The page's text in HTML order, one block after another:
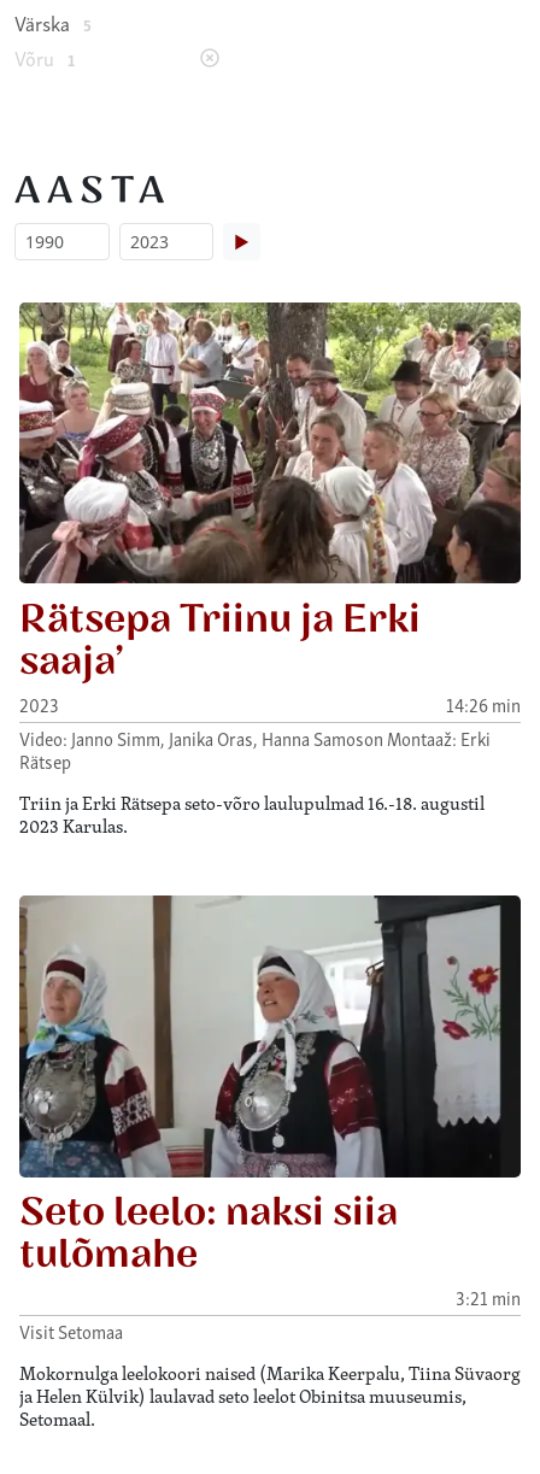
Värska 5
Võru 1
AASTA
▶
Rätsepa Triinu ja Erki
saaja’
2023
14:26 min
Video: Janno Simm, Janika Oras, Hanna Samoson Montaaž: Erki
Rätsep
Triin ja Erki Rätsepa seto-võro laulupulmad 16.-18. augustil
2023 Karulas.
Seto leelo: naksi siia
tulõmahe
3:21 min
Visit Setomaa
Mokornulga leelokoori naised (Marika Keerpalu, Tiina Süvaorg
ja Helen Külvik) laulavad seto leelot Obinitsa muuseumis,
Setomaal.